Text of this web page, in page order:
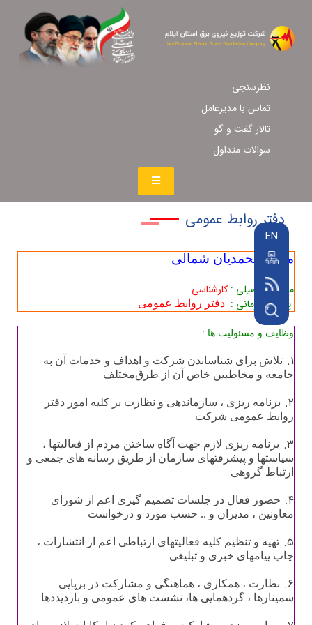
نظرسنجی
تماس با مدیرعامل
تالار گفت و گو
سوالات متداول
EN
دفتر روابط عمومی
محمد محمدیان شمالی
مدرک تحصیلی : کارشناسی
پست سازمانی : دفتر روابط عمومی
وظایف و مسئولیت ها :
۱.
تلاش‌ برای‌ شناساندن‌ شرکت و اهداف‌ و خدمات‌ آن‌ به‌
جامعه‌ و مخاطبین‌ خاص‌ آن‌ از طرق‌مختلف‌
۲.
برنامه ریزی ، سازماندهی و نظارت بر کلیه امور دفتر
روابط عمومی شرکت
۳.
برنامه ریزی لازم جهت آگاه ساختن مردم از فعالیتها ،
سیاستها و پیشرفتهای سازمان از طریق رسانه های جمعی و
ارتباط گروهی
۴.
حضور فعال در جلسات تصمیم گیری اعم از شورای
معاونین ، مدیران و .. حسب مورد و درخواست
۵.
تهیه و تنظیم کلیه فعالیتهای ارتباطی اعم از انتشارات ،
چاپ پیامهای خبری و تبلیغی
۶.
نظارت ، همکاری ، هماهنگی و مشارکت در برپایی
سمینارها ، گردهمایی ها، نشست های عمومی و بازدیددها